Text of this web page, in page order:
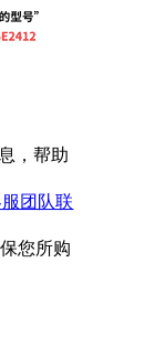
，帮助
团队联
您所购